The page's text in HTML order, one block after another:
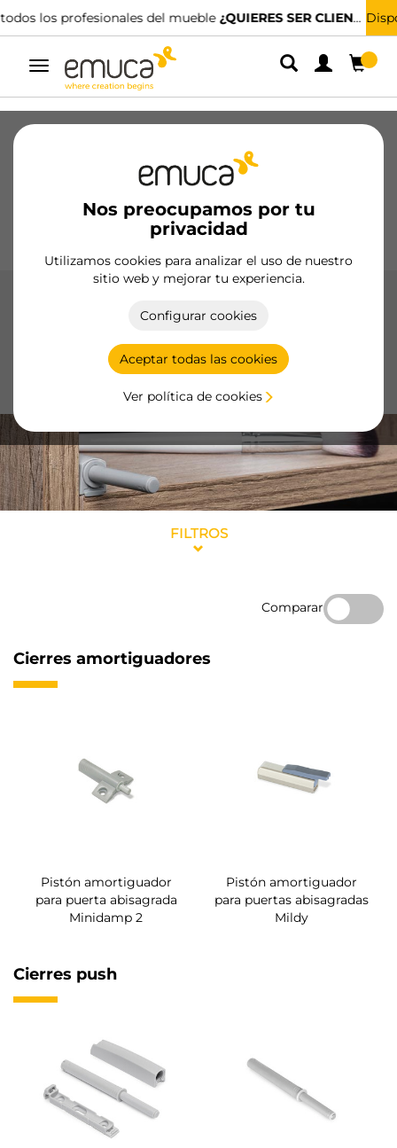
Disponemos de distribuidores especializados.ENCUENTRA EL MÁS CERCANO
Alternar
navegación
Nos preocupamos por tu
privacidad
Utilizamos cookies para analizar el uso de nuestro
sitio web y mejorar tu experiencia.
Configurar cookies
Aceptar todas las cookies
Ver política de cookies
Bisagras
Cocina Montaje
Bases Expositores
de alta calidad, proporcionan seguridad y funcionalidad en
muebles, con opciones como cierres push y
FILTROS
Comparar
Cierres amortiguadores
Pistón amortiguador
para puerta abisagrada
Minidamp 2
Pistón amortiguador
para puertas abisagradas
Mildy
Cierres push